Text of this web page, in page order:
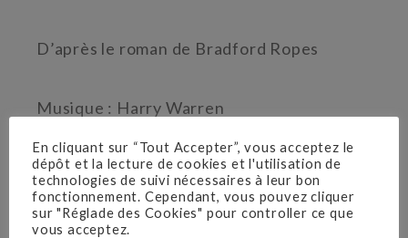
D’après le roman de Bradford Ropes
Musique : Harry Warren
Musique : Harry Warren
Livret : Michael Stewart et Mark Bramble
Mise en scène et chorégraphie originales :
Gower Champion
En cliquant sur “Tout Accepter”, vous acceptez le
dépôt et la lecture de cookies et l'utilisation de
technologies de suivi nécessaires à leur bon
fonctionnement. Cependant, vous pouvez cliquer
sur "Réglade des Cookies" pour controller ce que
vous acceptez.